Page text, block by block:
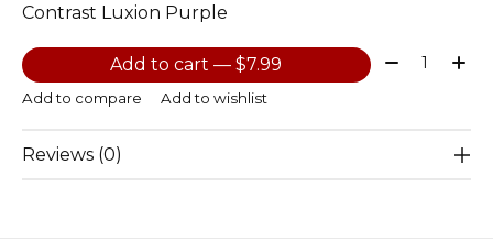
Contrast Luxion Purple
Add to cart — $7.99 Quantity:
Add to compare Add to wishlist
Reviews (0)